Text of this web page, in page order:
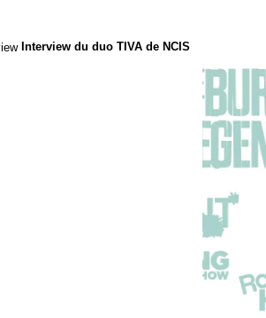
Interview du duo TIVA de NCIS